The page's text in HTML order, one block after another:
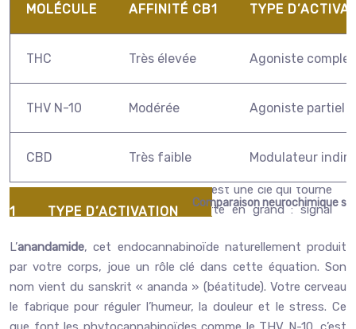
Comparaison neurochimique
MOLÉCULE AFFINITÉ CB1 TYPE
THC Très élevée Agoniste complet
THV N-10 Modérée Agoniste partiel
CBD Très faible Modulateur
L’anandamide, cet endocannabinoïde naturellement produit
par votre corps, joue un rôle clé dans cette équation. Son
nom vient du sanskrit « ananda » (béatitude). Votre cerveau
le fabrique pour réguler l’humeur, la douleur et le stress. Ce